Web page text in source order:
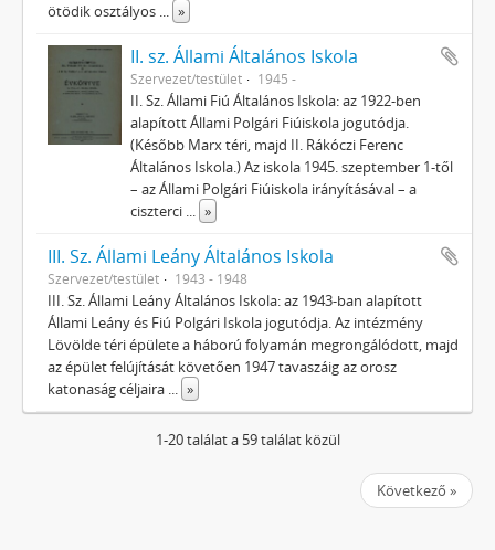
ötödik osztályos ... »
II. sz. Állami Általános Iskola
Szervezet/testület 1945 -
II. Sz. Állami Fiú Általános Iskola: az 1922-ben
alapított Állami Polgári Fiúiskola jogutódja.
(Később Marx téri, majd II. Rákóczi Ferenc
Általános Iskola.) Az iskola 1945. szeptember 1-től
– az Állami Polgári Fiúiskola irányításával – a
ciszterci ... »
III. Sz. Állami Leány Általános Iskola
Szervezet/testület 1943 - 1948
III. Sz. Állami Leány Általános Iskola: az 1943-ban alapított
Állami Leány és Fiú Polgári Iskola jogutódja. Az intézmény
Lövölde téri épülete a háború folyamán megrongálódott, majd
az épület felújítását követően 1947 tavaszáig az orosz
katonaság céljaira ... »
1-20 találat a 59 találat közül
Következő »